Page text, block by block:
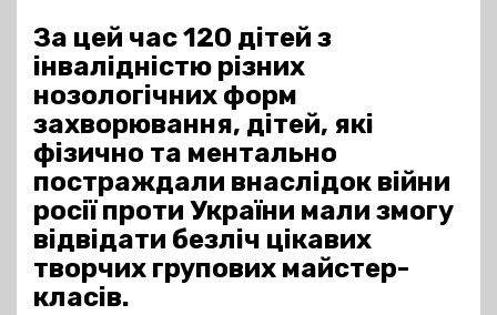
За цей час 120 дітей з
інвалідністю різних
нозологічних форм
захворювання, дітей, які
фізично та ментально
постраждали внаслідок війни
росії проти України мали змогу
відвідати безліч цікавих
творчих групових майстер-
класів.